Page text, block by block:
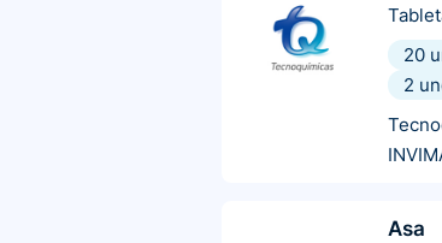
20
2
Asa